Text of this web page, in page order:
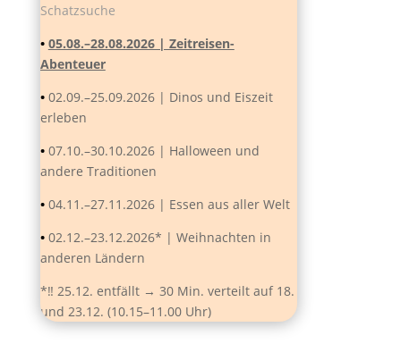
Schatzsuche
• 05.08.–28.08.2026 | Zeitreisen-
Abenteuer
• 02.09.–25.09.2026 | Dinos und Eiszeit
erleben
• 07.10.–30.10.2026 | Halloween und
andere Traditionen
• 04.11.–27.11.2026 | Essen aus aller Welt
• 02.12.–23.12.2026* | Weihnachten in
anderen Ländern
*‼️ 25.12. entfällt → 30 Min. verteilt auf 18.
und 23.12. (10.15–11.00 Uhr)